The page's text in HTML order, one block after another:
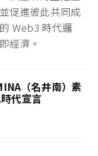
促進彼此共同成
Web3 時代邏
經濟。
（名井南）素
代宣言